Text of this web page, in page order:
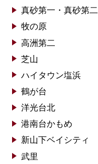
真砂第一・真砂第二
牧の原
高洲第二
芝山
ハイタウン塩浜
鶴が台
洋光台北
港南台かもめ
新山下ベイシティ
武里